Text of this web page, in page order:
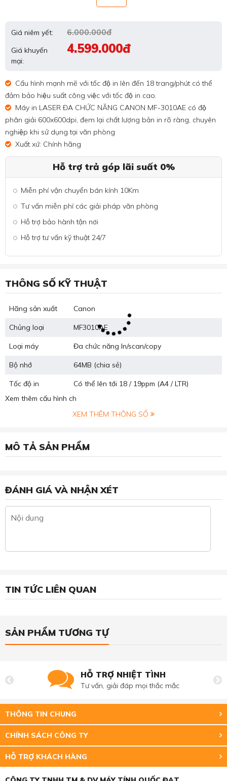
Giá niêm yết: 6.000.000đ
Giá khuyến
mại:
4.599.000đ
Cấu hình mạnh mẽ với tốc độ in lên đến 18 trang/phút có thể
đảm bảo hiệu suất công việc với tốc độ in cao.
Máy in LASER ĐA CHỨC NĂNG CANON MF-3010AE có độ
phân giải 600x600dpi, đem lại chất lượng bản in rõ ràng, chuyên
nghiệp khi sử dụng tại văn phòng
Xuất xứ: Chính hãng
Hỗ trợ trả góp lãi suất 0%
Miễn phí vận chuyển bán kính 10Km
Tư vấn miễn phí các giải pháp văn phòng
Hỗ trợ bảo hành tận nơi
Hỗ trợ tư vấn kỹ thuật 24/7
THÔNG SỐ KỸ THUẬT
Hãng sản xuất Canon
Chủng loại MF3010AE
Loại máy Đa chức năng In/scan/copy
Bộ nhớ 64MB (chia sẻ)
Tốc độ in
Có thể lên tới 18 / 19ppm (A4 / LTR)
Xem thêm cấu hình ch
XEM THÊM THÔNG SỐ
MÔ TẢ SẢN PHẨM
ĐÁNH GIÁ VÀ NHẬN XÉT
TIN TỨC LIÊN QUAN
SẢN PHẨM TƯƠNG TỰ
HỖ TRỢ NHIỆT TÌNH
Tư vấn, giải đáp mọi thắc mắc
THÔNG TIN CHUNG
CHÍNH SÁCH CÔNG TY
HỖ TRỢ KHÁCH HÀNG